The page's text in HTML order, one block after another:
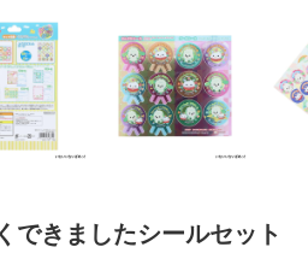
できましたシールセット